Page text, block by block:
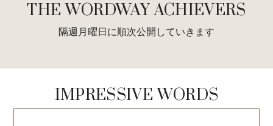
THE WORDWAY ACHIEVERS
隔週月曜日に順次公開していきます
IMPRESSIVE WORDS